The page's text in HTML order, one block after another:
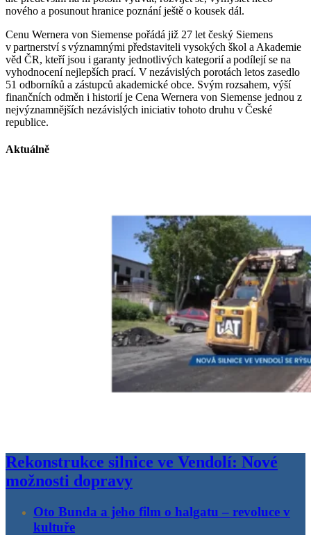
nového a posunout hranice poznání ještě o kousek dál.
Cenu Wernera von Siemense pořádá již 27 let český Siemens
v partnerství s významnými představiteli vysokých škol a Akademie
věd ČR, kteří jsou i garanty jednotlivých kategorií a podílejí se na
vyhodnocení nejlepších prací. V nezávislých porotách letos zasedlo
51 odborníků a zástupců akademické obce. Svým rozsahem, výší
finančních odměn i historií je Cena Wernera von Siemense jednou z
nejvýznamnějších nezávislých iniciativ tohoto druhu v České
republice.
Aktuálně
Rekonstrukce silnice ve Vendolí: Nové
možnosti dopravy
Oto Bunda a jeho film o halgatu – revoluce v
kultuře